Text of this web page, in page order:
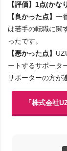
【評価】1点(かな
【良かった点】 一
は若手の転職に関
ったです。
【悪かった点】
ートするサポータ
サポーターの方が
「株式会社